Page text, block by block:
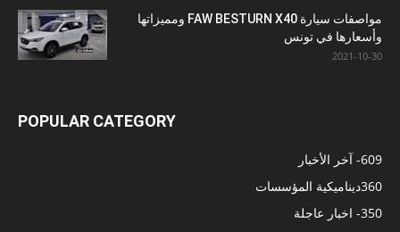
مواصفات سيارة FAW BESTURN X40 ومميزاتها
وأسعارها في تونس
2021-10-30
POPULAR CATEGORY
- آخر الأخبار609
ديناميكية المؤسسات360
- اخبار عاجلة350